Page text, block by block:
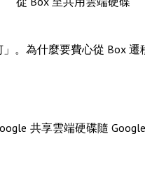
。為什麼要費心從 Box 遷
共享雲端硬碟隨